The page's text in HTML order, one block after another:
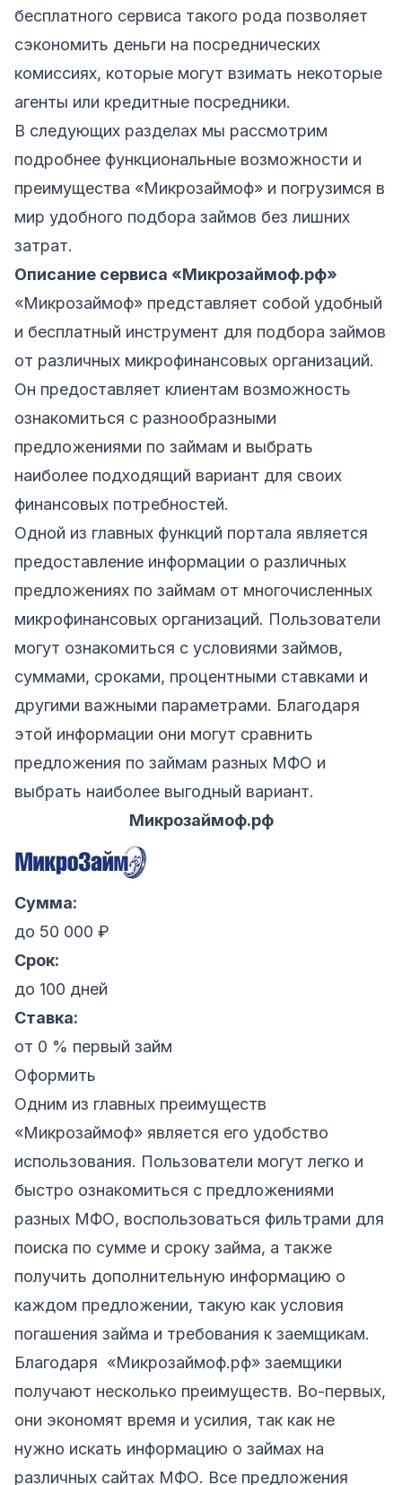
бесплатного сервиса такого рода позволяет
сэкономить деньги на посреднических
комиссиях, которые могут взимать некоторые
агенты или кредитные посредники.
В следующих разделах мы рассмотрим
подробнее функциональные возможности и
преимущества «Микрозаймоф» и погрузимся в
мир удобного подбора займов без лишних
затрат.
Описание сервиса «Микрозаймоф.рф»
«Микрозаймоф» представляет собой удобный
и бесплатный инструмент для подбора займов
от различных микрофинансовых организаций.
Он предоставляет клиентам возможность
ознакомиться с разнообразными
предложениями по займам и выбрать
наиболее подходящий вариант для своих
финансовых потребностей.
Одной из главных функций портала является
предоставление информации о различных
предложениях по займам от многочисленных
микрофинансовых организаций. Пользователи
могут ознакомиться с условиями займов,
суммами, сроками, процентными ставками и
другими важными параметрами. Благодаря
этой информации они могут сравнить
предложения по займам разных МФО и
выбрать наиболее выгодный вариант.
Микрозаймоф.рф
Сумма:
до 50 000 ₽
Срок:
до 100 дней
Ставка:
от 0 % первый займ
Оформить
Одним из главных преимуществ
«Микрозаймоф» является его удобство
использования. Пользователи могут легко и
быстро ознакомиться с предложениями
разных МФО, воспользоваться фильтрами для
поиска по сумме и сроку займа, а также
получить дополнительную информацию о
каждом предложении, такую как условия
погашения займа и требования к заемщикам.
Благодаря «Микрозаймоф.рф» заемщики
получают несколько преимуществ. Во-первых,
они экономят время и усилия, так как не
нужно искать информацию о займах на
различных сайтах МФО. Все предложения